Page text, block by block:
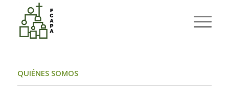
QUIÉNES SOMOS